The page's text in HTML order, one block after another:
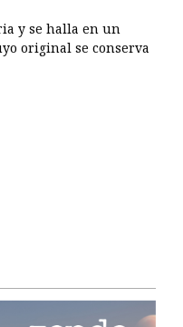
y se halla en un
original se conserva